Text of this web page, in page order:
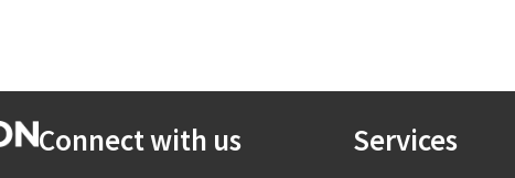
Connect with us Services